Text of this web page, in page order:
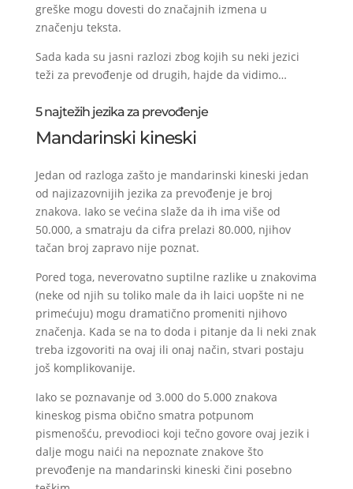
greške mogu dovesti do značajnih izmena u
značenju teksta.
Sada kada su jasni razlozi zbog kojih su neki jezici
teži za prevođenje od drugih, hajde da vidimo…
5 najtežih jezika za prevođenje
Mandarinski kineski
Jedan od razloga zašto je mandarinski kineski jedan
od najizazovnijih jezika za prevođenje je broj
znakova. Iako se većina slaže da ih ima više od
50.000, a smatraju da cifra prelazi 80.000, njihov
tačan broj zapravo nije poznat.
Pored toga, neverovatno suptilne razlike u znakovima
(neke od njih su toliko male da ih laici uopšte ni ne
primećuju) mogu dramatično promeniti njihovo
značenja. Kada se na to doda i pitanje da li neki znak
treba izgovoriti na ovaj ili onaj način, stvari postaju
još komplikovanije.
Iako se poznavanje od 3.000 do 5.000 znakova
kineskog pisma obično smatra potpunom
pismenošću, prevodioci koji tečno govore ovaj jezik i
dalje mogu naići na nepoznate znakove što
prevođenje na mandarinski kineski čini posebno